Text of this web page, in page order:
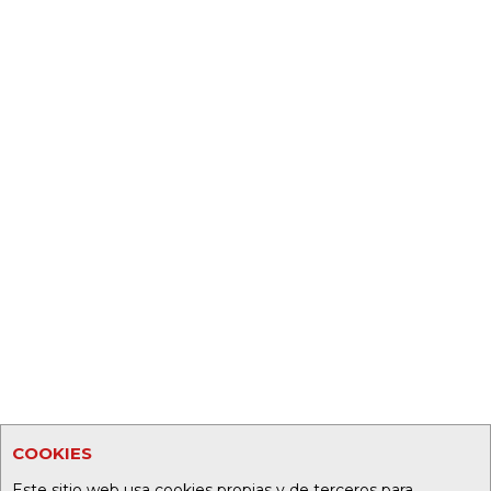
COOKIES